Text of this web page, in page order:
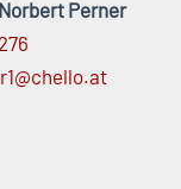
Perner
chello.at